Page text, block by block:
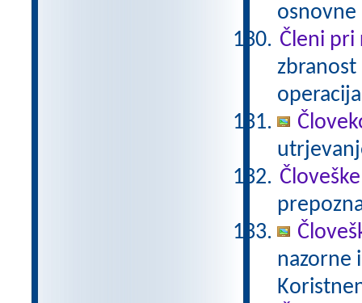
osnovne
Členi pri
zbranost
nazorne